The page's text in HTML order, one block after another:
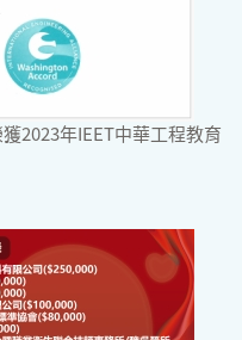
2023年IEET中華工程教育